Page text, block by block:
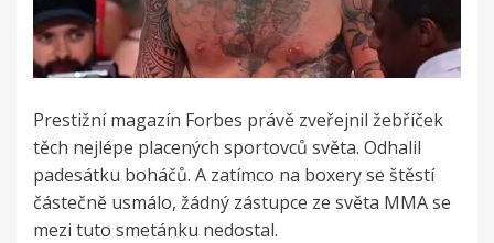
Prestižní magazín Forbes právě zveřejnil žebříček
těch nejlépe placených sportovců světa. Odhalil
padesátku boháčů. A zatímco na boxery se štěstí
částečně usmálo, žádný zástupce ze světa MMA se
mezi tuto smetánku nedostal.